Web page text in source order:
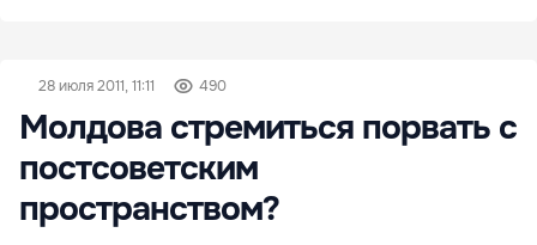
28 июля 2011, 11:11 490
Молдова стремиться порвать с
постсоветским
пространством?